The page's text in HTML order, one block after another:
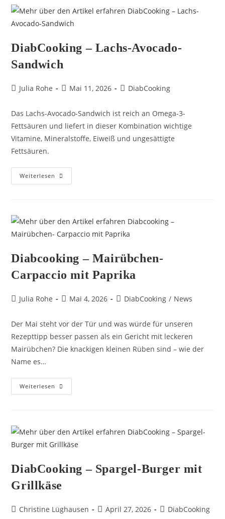
DiabCooking – Lachs-Avocado-
Sandwich
Julia Rohe Mai 11, 2026 DiabCooking
Das Lachs-Avocado-Sandwich ist reich an Omega-3-
Fettsäuren und liefert in dieser Kombination wichtige
Vitamine, Mineralstoffe, Eiweiß und ungesättigte
Fettsäuren.
Weiterlesen
Diabcooking – Mairübchen-
Carpaccio mit Paprika
Julia Rohe Mai 4, 2026 DiabCooking / News
Der Mai steht vor der Tür und was würde für unseren
Rezepttipp besser passen als ein Gericht mit leckeren
Mairübchen? Die knackigen kleinen Rüben sind – wie der
Name es…
Weiterlesen
DiabCooking – Spargel-Burger mit
Grillkäse
Christine Lüghausen April 27, 2026 DiabCooking